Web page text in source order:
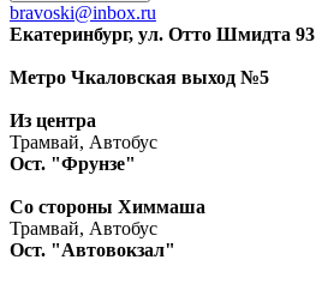
bravoski@inbox.ru
Екатеринбург, ул. Отто Шмидта 93
Метро Чкаловская выход №5
Из центра
Трамвай, Автобус
Ост. "Фрунзе"
Со стороны Химмаша
Трамвай, Автобус
Ост. "Автовокзал"